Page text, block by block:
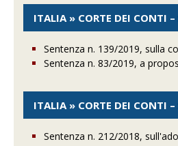
ITALIA » CORTE DEI CONTI
Sentenza n. 139/2019, sulla
Sentenza n. 83/2019, a
ITALIA » CORTE DEI CONTI
Sentenza n. 212/2018,